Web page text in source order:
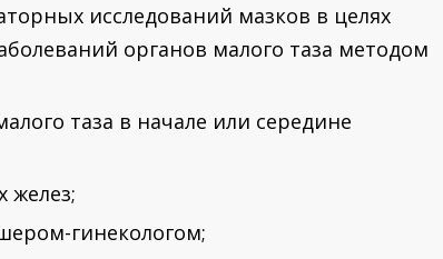
исследований мазков в целях
органов малого таза методом
таза в начале или середине
желез;
гинекологом;